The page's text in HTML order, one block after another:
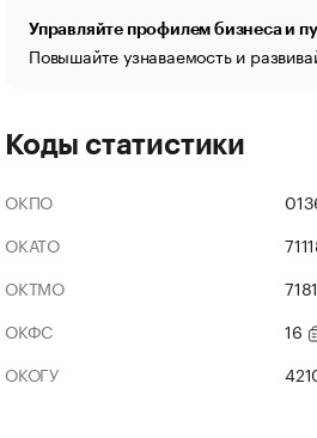
Управляйте профилем бизнеса и
Повышайте узнаваемость и
Коды статистики
ОКПО
ОКАТО
ОКТМО
ОКФС
16
ОКОГУ